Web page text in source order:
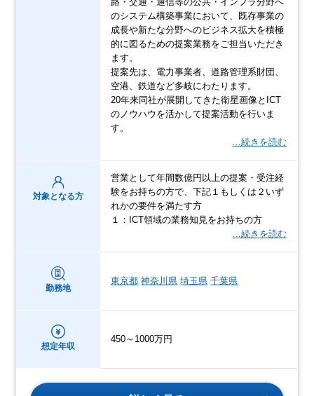
のシステム構築事業において、既存事業の
成長や新たな分野へのビジネス拡大を積極
的に図るための提案業務をご担当いただき
ます。
提案先は、電力事業者、道路管理系財団、
空港、鉄道など多岐にわたります。
20年来同社が展開してきた衛星画像とICT
のノウハウを活かして提案活動を行いま
す。
…続きを読む
対象となる方
営業として年間数億円以上の提案・受注経
験をお持ちの方で、下記１もしくは２いず
れかの要件を満たす方
１：ICT領域の業務知見をお持ちの方
…続きを読む
勤務地
東京都 神奈川県 埼玉県 千葉県
想定年収
450～1000万円